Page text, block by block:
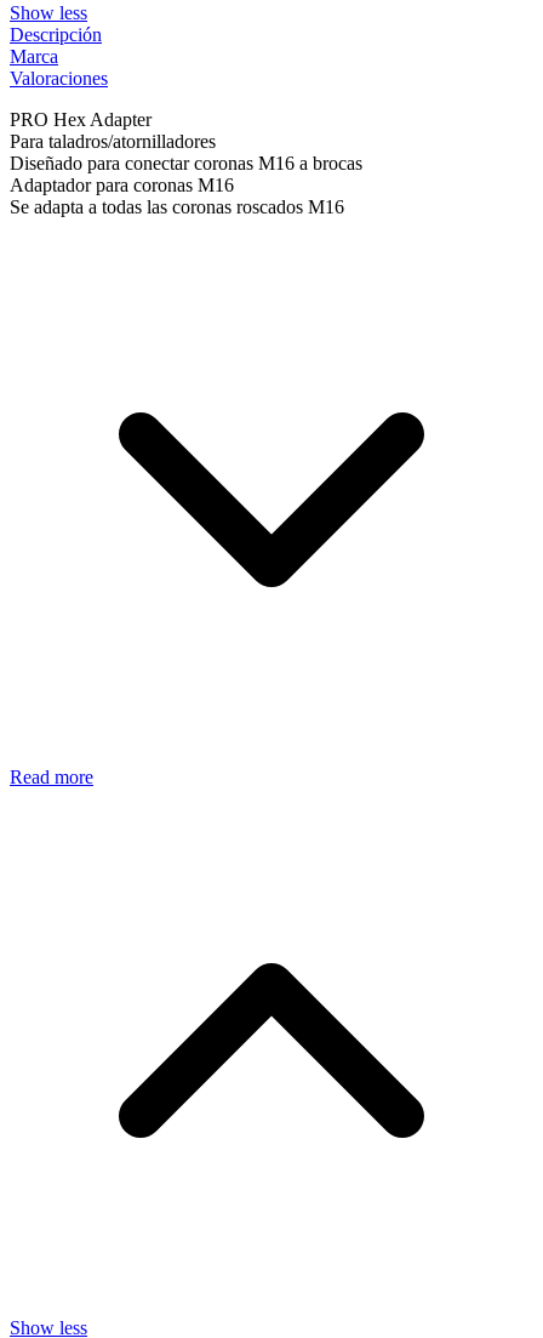
Show less
Descripción
Marca
Valoraciones
PRO Hex Adapter
Para taladros/atornilladores
Diseñado para conectar coronas M16 a brocas
Adaptador para coronas M16
Se adapta a todas las coronas roscados M16
Read more
Show less